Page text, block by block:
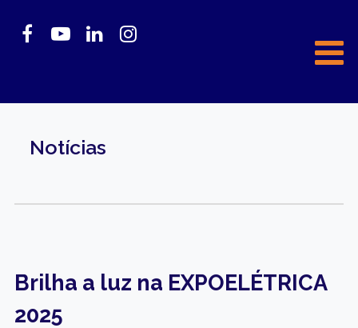
Notícias
Brilha a luz na EXPOELÉTRICA
2025